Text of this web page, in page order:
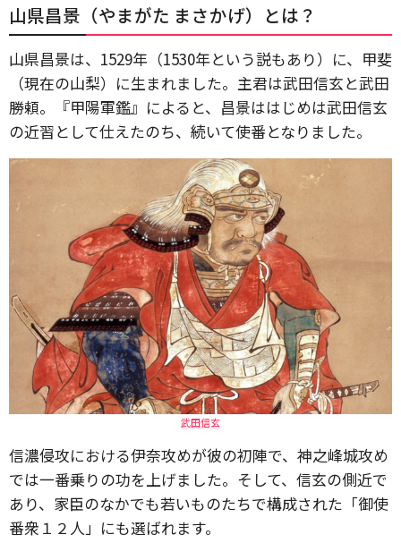
山県昌景（やまがた まさかげ）とは？
山県昌景は、1529年（1530年という説もあり）に、甲斐
（現在の山梨）に生まれました。主君は武田信玄と武田
勝頼。『甲陽軍鑑』によると、昌景ははじめは武田信玄
の近習として仕えたのち、続いて使番となりました。
武田信玄
信濃侵攻における伊奈攻めが彼の初陣で、神之峰城攻め
では一番乗りの功を上げました。そして、信玄の側近で
あり、家臣のなかでも若いものたちで構成された「御使
番衆１２人」にも選ばれます。